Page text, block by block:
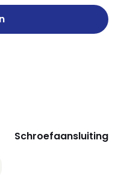
Schroefaansluiting
niet mogelijk)